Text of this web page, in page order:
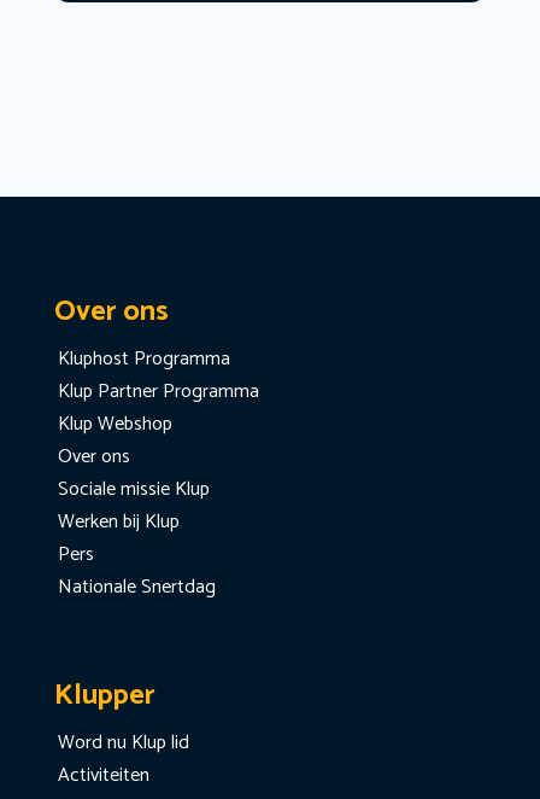
Over ons
Kluphost Programma
Klup Partner Programma
Klup Webshop
Over ons
Sociale missie Klup
Werken bij Klup
Pers
Nationale Snertdag
Klupper
Word nu Klup lid
Activiteiten